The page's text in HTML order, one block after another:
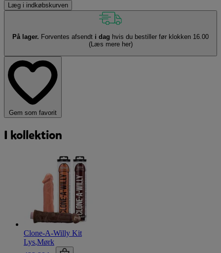
Læg i indkøbskurven
På lager. Forventes afsendt i dag hvis du bestiller før klokken 16.00
(Læs mere her)
Gem som favorit
I kollektion
Clone-A-Willy Kit
Lys,Mørk